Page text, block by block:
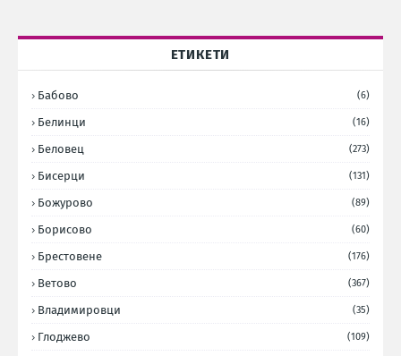
ЕТИКЕТИ
Бабово (6)
Белинци (16)
Беловец (273)
Бисерци (131)
Божурово (89)
Борисово (60)
Брестовене (176)
Ветово (367)
Владимировци (35)
Глоджево (109)